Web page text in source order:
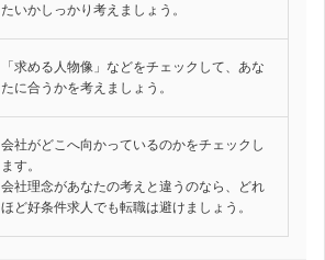
たいかしっかり考えましょう。
「求める人物像」などをチェックして、あな
たに合うかを考えましょう。
会社がどこへ向かっているのかをチェックし
ます。
会社理念があなたの考えと違うのなら、どれ
ほど好条件求人でも転職は避けましょう。